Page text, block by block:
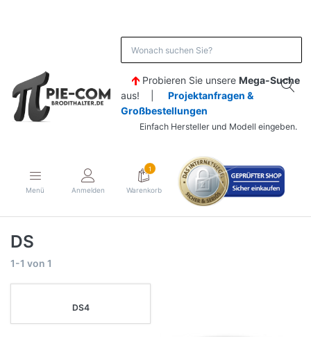
Probieren Sie unsere Mega-Suche
aus! | Projektanfragen &
Großbestellungen
Einfach Hersteller und Modell eingeben.
Menü Anmelden
1
Warenkorb
DS
1-1 von 1
DS4